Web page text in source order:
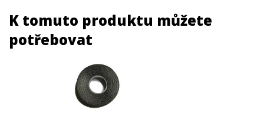
K tomuto produktu můžete
potřebovat